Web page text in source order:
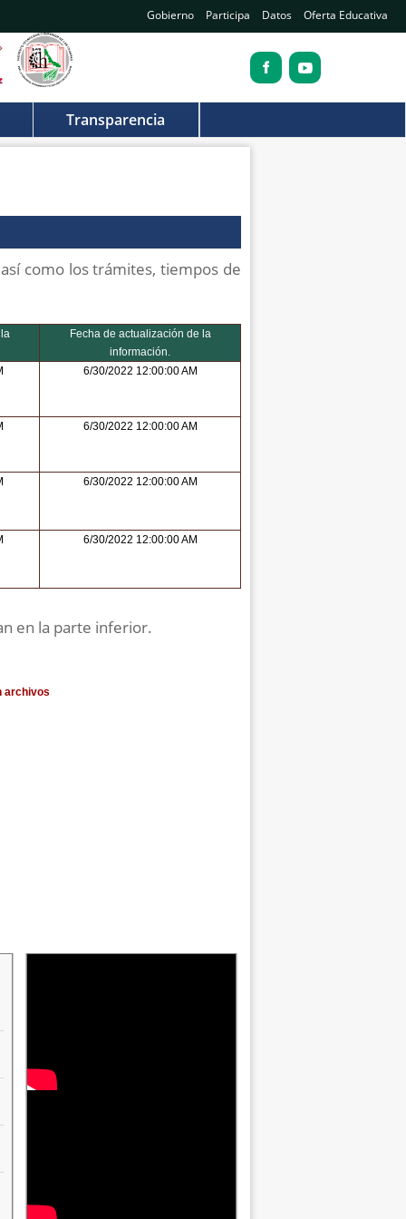
Gobierno Participa Datos Oferta Educativa
Transparencia
como los trámites, tiempos de
Fecha de actualización de la
información.
6/30/2022 12:00:00 AM
6/30/2022 12:00:00 AM
6/30/2022 12:00:00 AM
6/30/2022 12:00:00 AM
en la parte inferior.
archivos